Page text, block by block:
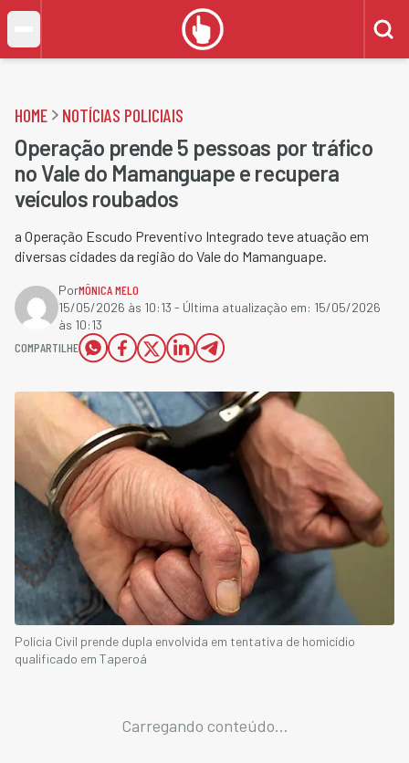
HOME NOTÍCIAS POLICIAIS
Operação prende 5 pessoas por tráfico
no Vale do Mamanguape e recupera
veículos roubados
a Operação Escudo Preventivo Integrado teve atuação em
diversas cidades da região do Vale do Mamanguape.
PorMÔNICA MELO
15/05/2026 às 10:13 - Última atualização em: 15/05/2026
às 10:13
COMPARTILHE
Polícia Civil prende dupla envolvida em tentativa de homicídio
qualificado em Taperoá
Carregando conteúdo...